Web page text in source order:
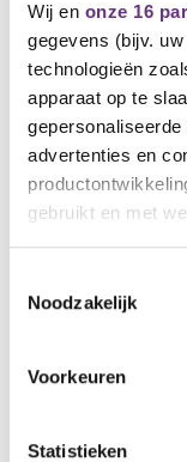
Wij en onze 16
gegevens (bijv.
technologieën
apparaat op te
advertenties en
gebruikt en met
Informatie
Uw
scannen op
verwerkt en stel
Noodzakelijk
Voorkeuren
Statistieken
Dank
Nogmaals dank
komende weken
ons ook op de
en vragen kunt
www.cnv.nl/